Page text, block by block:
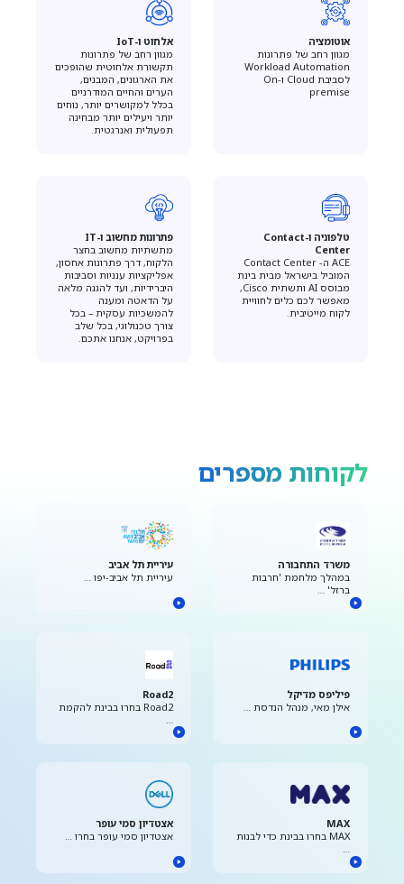
אוטומציה
מגוון רחב של פתרונות
Workload Automation
לסביבת Cloud וOn-
premise
אלחוט ו-IoT
מגוון רחב של פתרונות
תקשורת אלחוטית שהופכים
את הארגונים, המבנים,
הערים והחיים המודרניים
בכלל למקושרים יותר, נוחים
יותר ויעילים יותר מבחינה
תפעולית ואנרגטית.
טלפוניה ו-Contact
Center
ACE ה- Contact Center
המוביל בישראל מבית בינת
מבוסס AI ותשתית Cisco,
מאפשר לכם כלים לחוויית
לקוח מייטיבית.
פתרונות מחשוב ו-IT
מתשתיות מחשוב בחצר
הלקוח, דרך פתרונות אחסון,
אפליקציות ענניות וסביבות
היברידיות, ועד להגנה מלאה
על הדאטה ומענה
להמשכיות עסקית – בכל
צורך טכנולוגי, בכל שלב
בפרויקט, אנחנו אתכם.
לקוחות מספרים
משרד התחבורה
במהלך מלחמת 'חרבות
ברזל' …
עיריית תל אביב
עיריית תל אביב-יפו …
פיליפס מדיקל
אילן מאי, מנהל הנדסת …
Road2
Road2 בחרו בבינת להקמת
MAX
MAX בחרו בבינת כדי לבנות
…
אצטדיון סמי עופר
אצטדיון סמי עופר בחרו …